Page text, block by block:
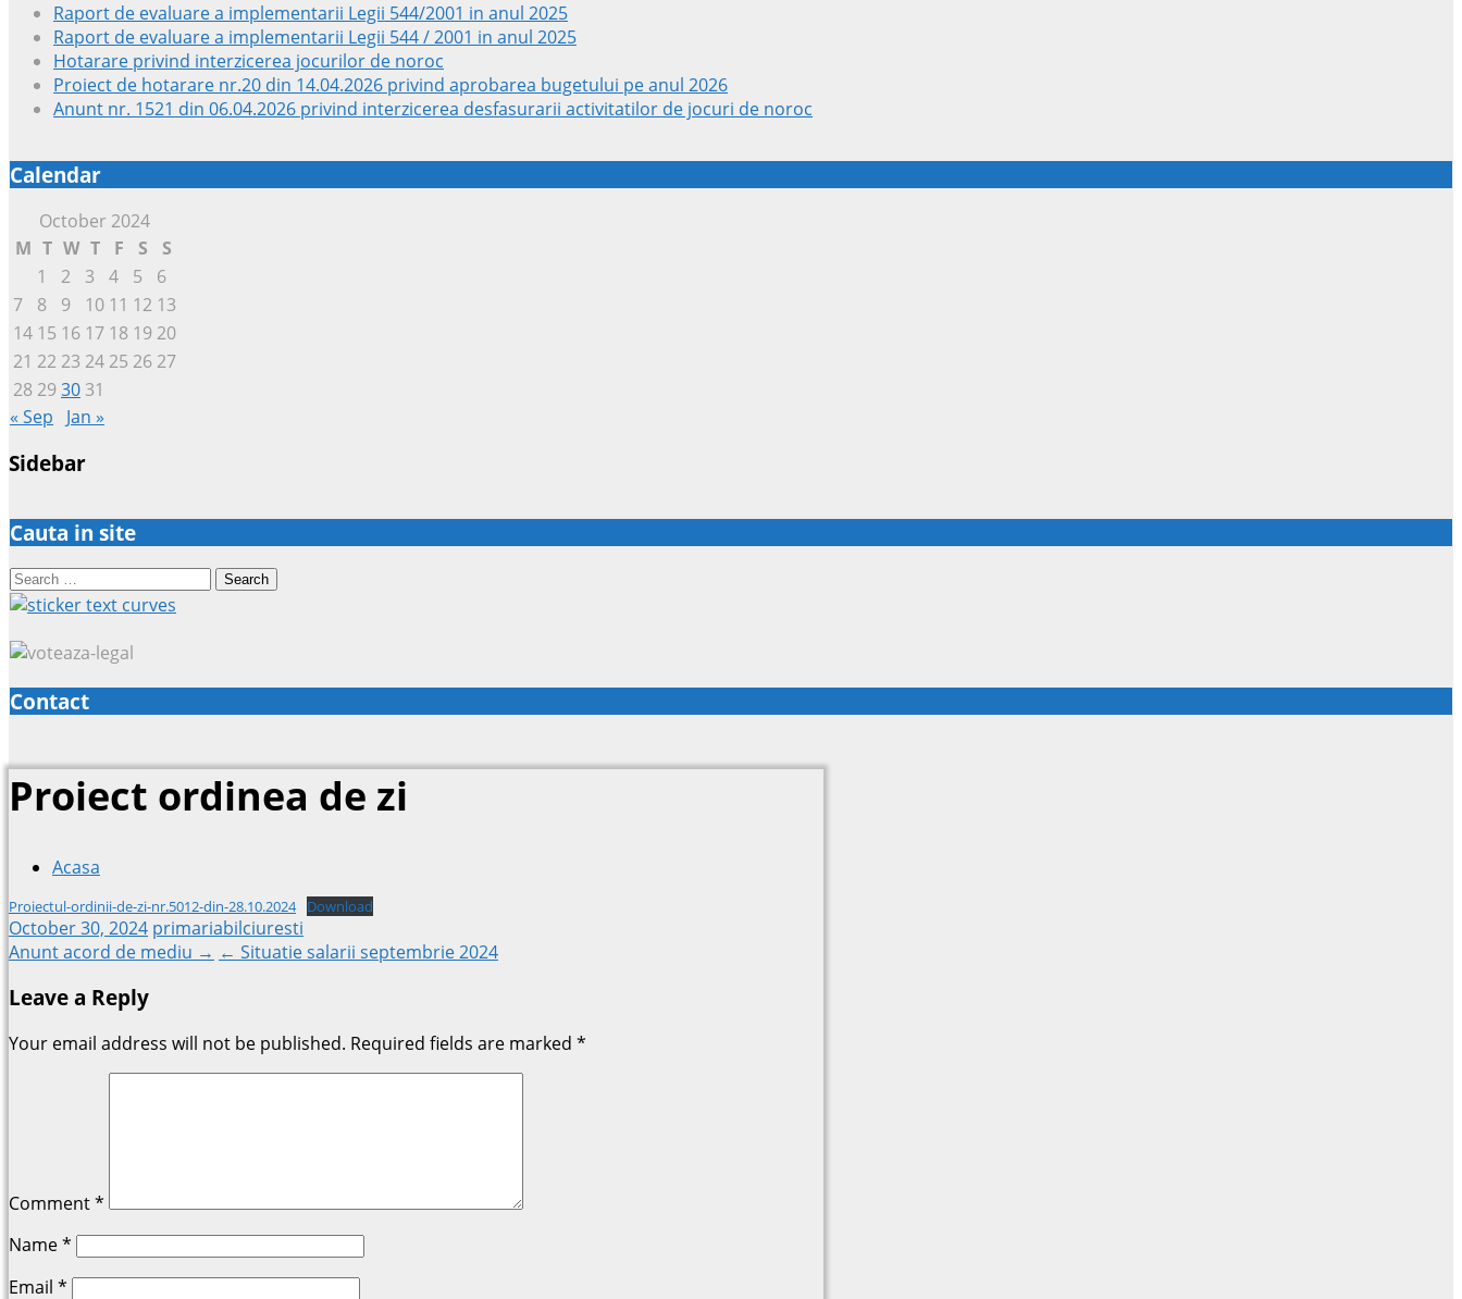
Raport de evaluare a implementarii Legii 544/2001 in anul 2025
Raport de evaluare a implementarii Legii 544 / 2001 in anul 2025
Hotarare privind interzicerea jocurilor de noroc
Proiect de hotarare nr.20 din 14.04.2026 privind aprobarea bugetului pe anul 2026
Anunt nr. 1521 din 06.04.2026 privind interzicerea desfasurarii activitatilor de jocuri de noroc
Calendar
October 2024
M T W T F S
S
1
2 3 4 5
6
7
8 9 10 11 12 13
14 15 16 17 18 19 20
21 22 23 24 25 26 27
28 2930 31
« Sep
Jan »
Sidebar
Cauta in site
Search
for:
Contact
Proiect ordinea de zi
Acasa
Proiectul-ordinii-de-zi-nr.5012-din-28.10.2024 Download
October 30, 2024 primariabilciuresti
Post
navigation
Anunt acord de mediu → ← Situatie salarii septembrie 2024
Leave a Reply
Your email address will not be published. Required fields are marked *
Comment*
Name*
Email *